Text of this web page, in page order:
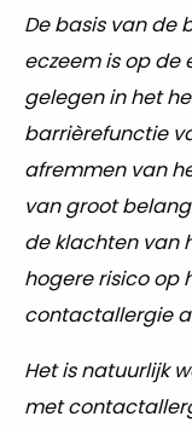
De basis van de
eczeem is op de
gelegen in het
barrièrefunctie
afremmen van
van groot
de klachten van
hogere risico op
contactallergie
Het is natuurlijk
met